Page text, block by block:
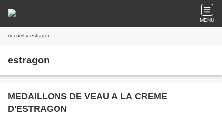
MENU
Accueil » estragon
estragon
MEDAILLONS DE VEAU A LA CREME
D'ESTRAGON